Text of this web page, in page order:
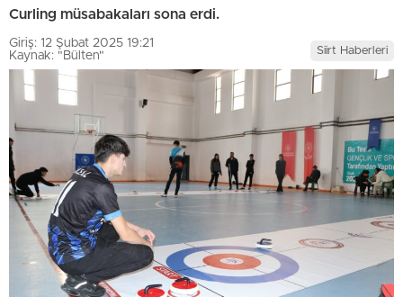
Curling müsabakaları sona erdi.
Giriş: 12 Şubat 2025 19:21
Kaynak: "Bülten"
Siirt Haberleri